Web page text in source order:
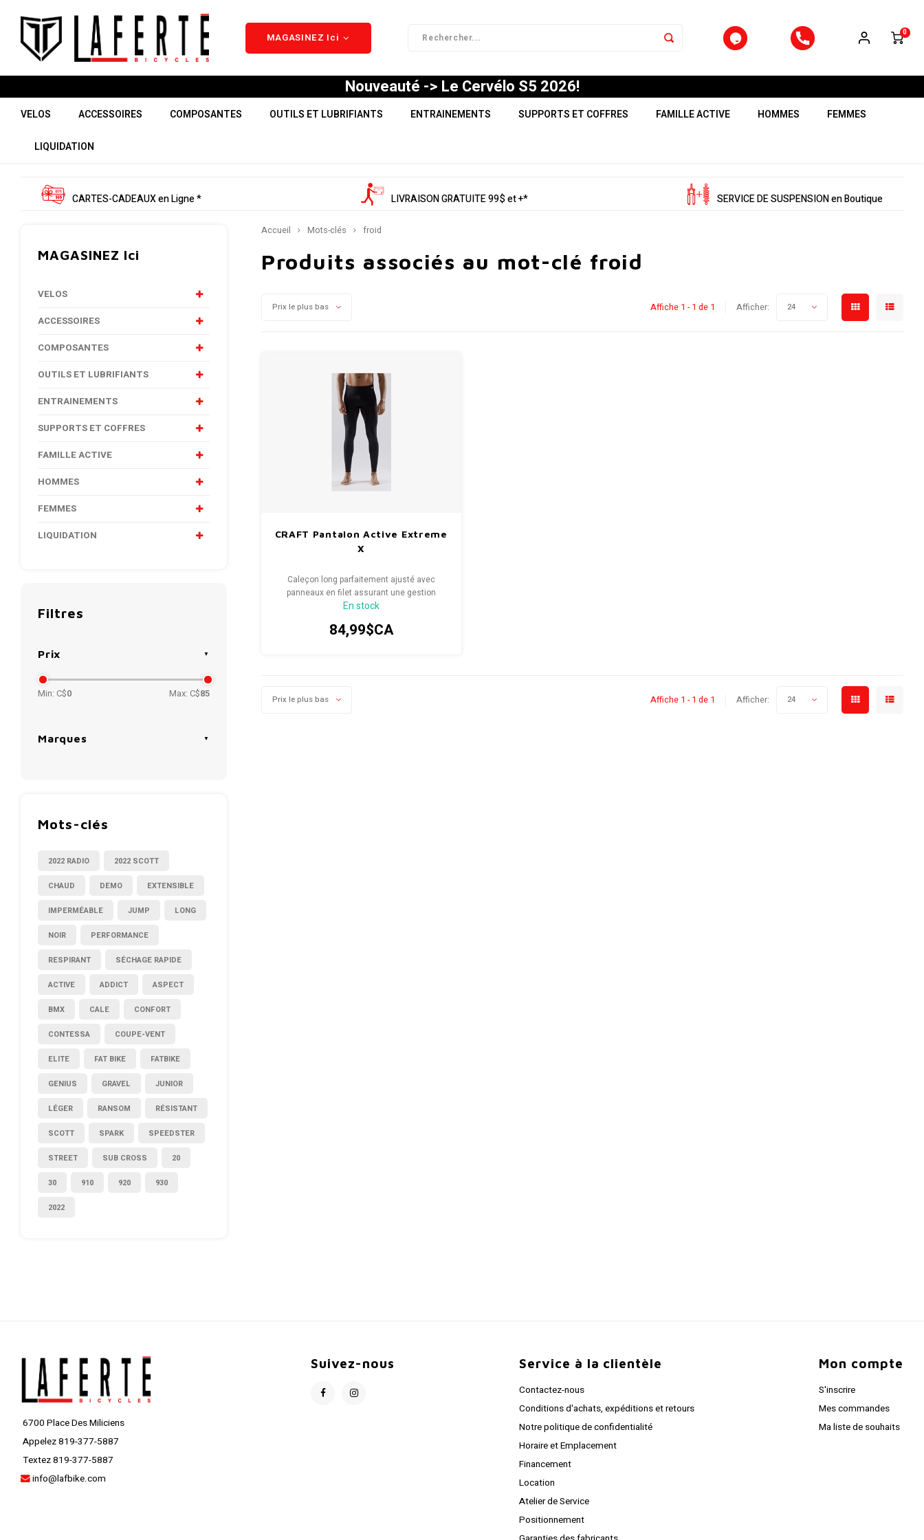
MAGASINEZ Ici 0
Nouveauté -> Le Cervélo S5 2026!
VELOS ACCESSOIRES COMPOSANTES OUTILS ET LUBRIFIANTS ENTRAINEMENTS SUPPORTS ET COFFRES FAMILLE ACTIVE HOMMES FEMMES
LIQUIDATION
CARTES-CADEAUX en Ligne * LIVRAISON GRATUITE 99$ et +* SERVICE DE SUSPENSION en Boutique
MAGASINEZ Ici
VELOS
ACCESSOIRES
COMPOSANTES
OUTILS ET LUBRIFIANTS
ENTRAINEMENTS
SUPPORTS ET COFFRES
FAMILLE ACTIVE
HOMMES
FEMMES
LIQUIDATION
Filtres
Prix
Min: C$0 Max: C$85
Marques
Mots-clés
2022 RADIO 2022 SCOTT
CHAUD DEMO EXTENSIBLE
IMPERMÉABLE JUMP LONG
NOIR PERFORMANCE
RESPIRANT SÉCHAGE RAPIDE
ACTIVE ADDICT ASPECT
BMX CALE CONFORT
CONTESSA COUPE-VENT
ELITE FAT BIKE FATBIKE
GENIUS GRAVEL JUNIOR
LÉGER RANSOM RÉSISTANT
SCOTT SPARK SPEEDSTER
STREET SUB CROSS 20
30 910 920 930
2022
Accueil Mots-clés froid
Produits associés au mot-clé froid
Prix le plus bas Affiche 1 - 1 de 1 Afficher: 24
CRAFT Pantalon Active Extreme
X
Caleçon long parfaitement ajusté avec
panneaux en filet assurant une gestion
efficace de la température corporelle. Fait de
En stock
84,99$CA
Prix le plus bas Affiche 1 - 1 de 1 Afficher: 24
6700 Place Des Miliciens
Appelez 819-377-5887
Textez 819-377-5887
info@lafbike.com
Suivez-nous Service à la clientèle
Contactez-nous
Conditions d'achats, expéditions et retours
Notre politique de confidentialité
Horaire et Emplacement
Financement
Location
Atelier de Service
Positionnement
Mon compte
S'inscrire
Mes commandes
Ma liste de souhaits